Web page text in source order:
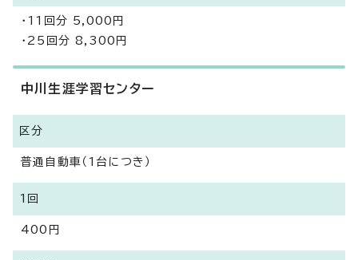
・11回分 5,000円
・25回分 8,300円
中川生涯学習センター
区分
普通自動車（1台につき）
1回
400円